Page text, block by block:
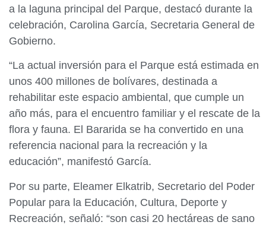
a la laguna principal del Parque, destacó durante la
celebración, Carolina García, Secretaria General de
Gobierno.
“La actual inversión para el Parque está estimada en
unos 400 millones de bolívares, destinada a
rehabilitar este espacio ambiental, que cumple un
año más, para el encuentro familiar y el rescate de la
flora y fauna. El Bararida se ha convertido en una
referencia nacional para la recreación y la
educación”, manifestó García.
Por su parte, Eleamer Elkatrib, Secretario del Poder
Popular para la Educación, Cultura, Deporte y
Recreación, señaló: “son casi 20 hectáreas de sano